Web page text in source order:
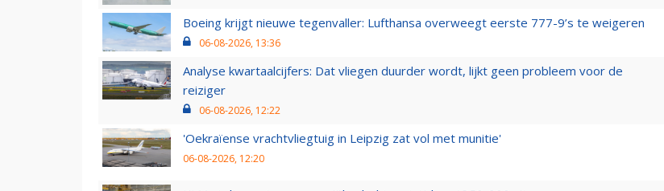
Boeing krijgt nieuwe tegenvaller: Lufthansa overweegt eerste 777-9’s te weigeren
06-08-2026, 13:36
Analyse kwartaalcijfers: Dat vliegen duurder wordt, lijkt geen probleem voor de
reiziger
06-08-2026, 12:22
'Oekraïense vrachtvliegtuig in Leipzig zat vol met munitie'
06-08-2026, 12:20